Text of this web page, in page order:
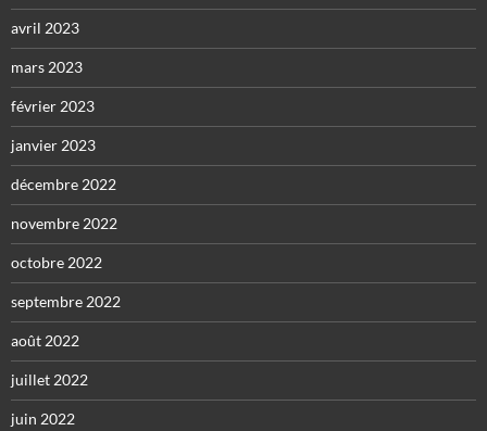
avril 2023
mars 2023
février 2023
janvier 2023
décembre 2022
novembre 2022
octobre 2022
septembre 2022
août 2022
juillet 2022
juin 2022